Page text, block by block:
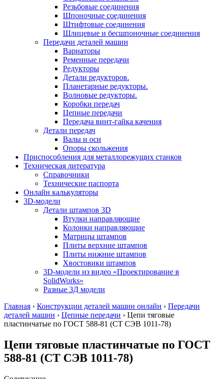
Резьбовые соединения
Шпоночные соединения
Штифтовые соединения
Шлицевые и бесшпоночные соединения
Передачи деталей машин
Вариаторы
Ременные передачи
Редукторы
Детали редукторов.
Планетарные редукторы.
Волновые редукторы.
Коробки передач
Цепные передачи
Передача винт-гайка качения
Детали передач
Валы и оси
Опоры скольжения
Приспособления для металлорежущих станков
Техническая литература
Справочники
Технические паспорта
Онлайн калькуляторы
3D-модели
Детали штампов 3D
Втулки направляющие
Колонки направляющие
Матрицы штампов
Плиты верхние штампов
Плиты нижние штампов
Хвостовики штампов
3D-модели из видео «Проектирование в
SolidWorks»
Разные 3Д модели
Главная › Конструкции деталей машин онлайн › Передачи
деталей машин › Цепные передачи › Цепи тяговые
пластинчатые по ГОСТ 588-81 (СТ СЭВ 1011-78)
Цепи тяговые пластинчатые по ГОСТ
588-81 (СТ СЭВ 1011-78)